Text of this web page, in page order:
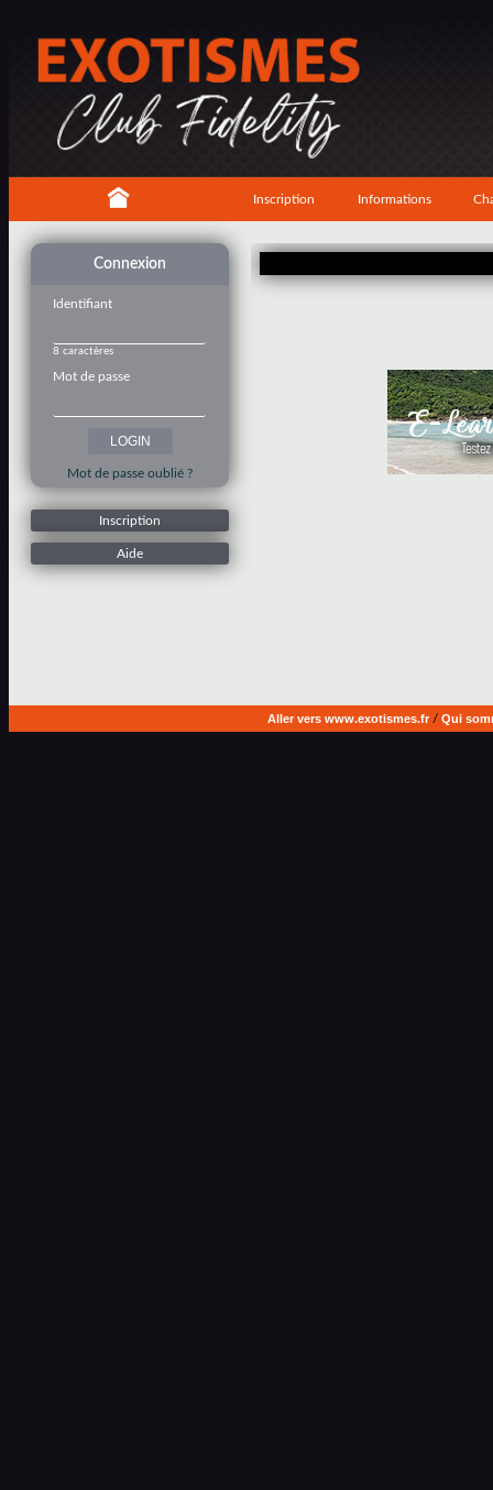
Inscription Informations
Connexion
Identifiant
8 caractères
Mot de passe
Mot de passe oublié ?
Inscription
Aide
Aller vers www.exotismes.fr/ Qui